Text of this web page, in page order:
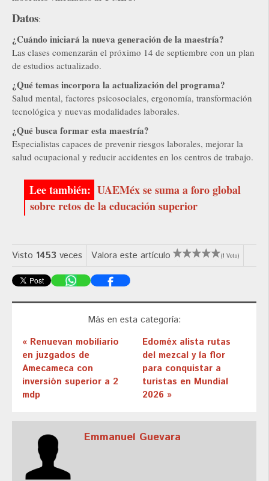
Datos:
¿Cuándo iniciará la nueva generación de la maestría?
Las clases comenzarán el próximo 14 de septiembre con un plan
de estudios actualizado.
¿Qué temas incorpora la actualización del programa?
Salud mental, factores psicosociales, ergonomía, transformación
tecnológica y nuevas modalidades laborales.
¿Qué busca formar esta maestría?
Especialistas capaces de prevenir riesgos laborales, mejorar la
salud ocupacional y reducir accidentes en los centros de trabajo.
UAEMéx se suma a foro global
sobre retos de la educación superior
Visto 1453 veces Valora este artículo (1 Voto)
Más en esta categoría:
« Renuevan mobiliario
en juzgados de
Amecameca con
inversión superior a 2
mdp
Edoméx alista rutas
del mezcal y la flor
para conquistar a
turistas en Mundial
2026 »
Emmanuel Guevara